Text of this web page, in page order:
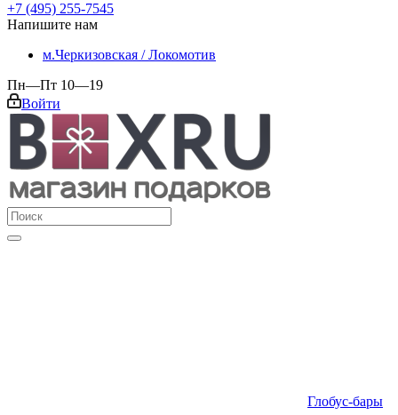
+7 (495) 255-7545
Напишите нам
м.Черкизовская / Локомотив
Пн—Пт 10—19
Войти
Глобус-бары